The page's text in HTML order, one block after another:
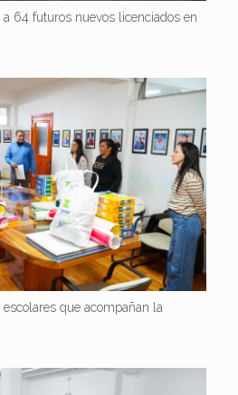
64 futuros nuevos licenciados en
que acompañan la